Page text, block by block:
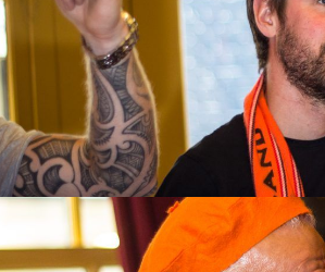
Inclusief:
Wervelende Quizmaster
Uitgebreid 3 gangen diner
Decor
Rad
Kostuums en attributen
Leuke prijs voor het winnende team
Locatie hartje Venlo